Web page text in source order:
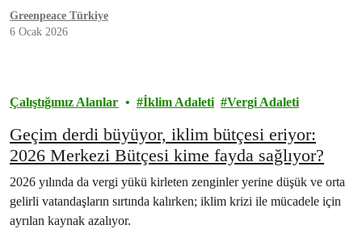
Greenpeace Türkiye
6 Ocak 2026
Çalıştığımız Alanlar İklim Adaleti Vergi Adaleti
Geçim derdi büyüyor, iklim bütçesi eriyor:
2026 Merkezi Bütçesi kime fayda sağlıyor?
2026 yılında da vergi yükü kirleten zenginler yerine düşük ve orta
gelirli vatandaşların sırtında kalırken; iklim krizi ile mücadele için
ayrılan kaynak azalıyor.